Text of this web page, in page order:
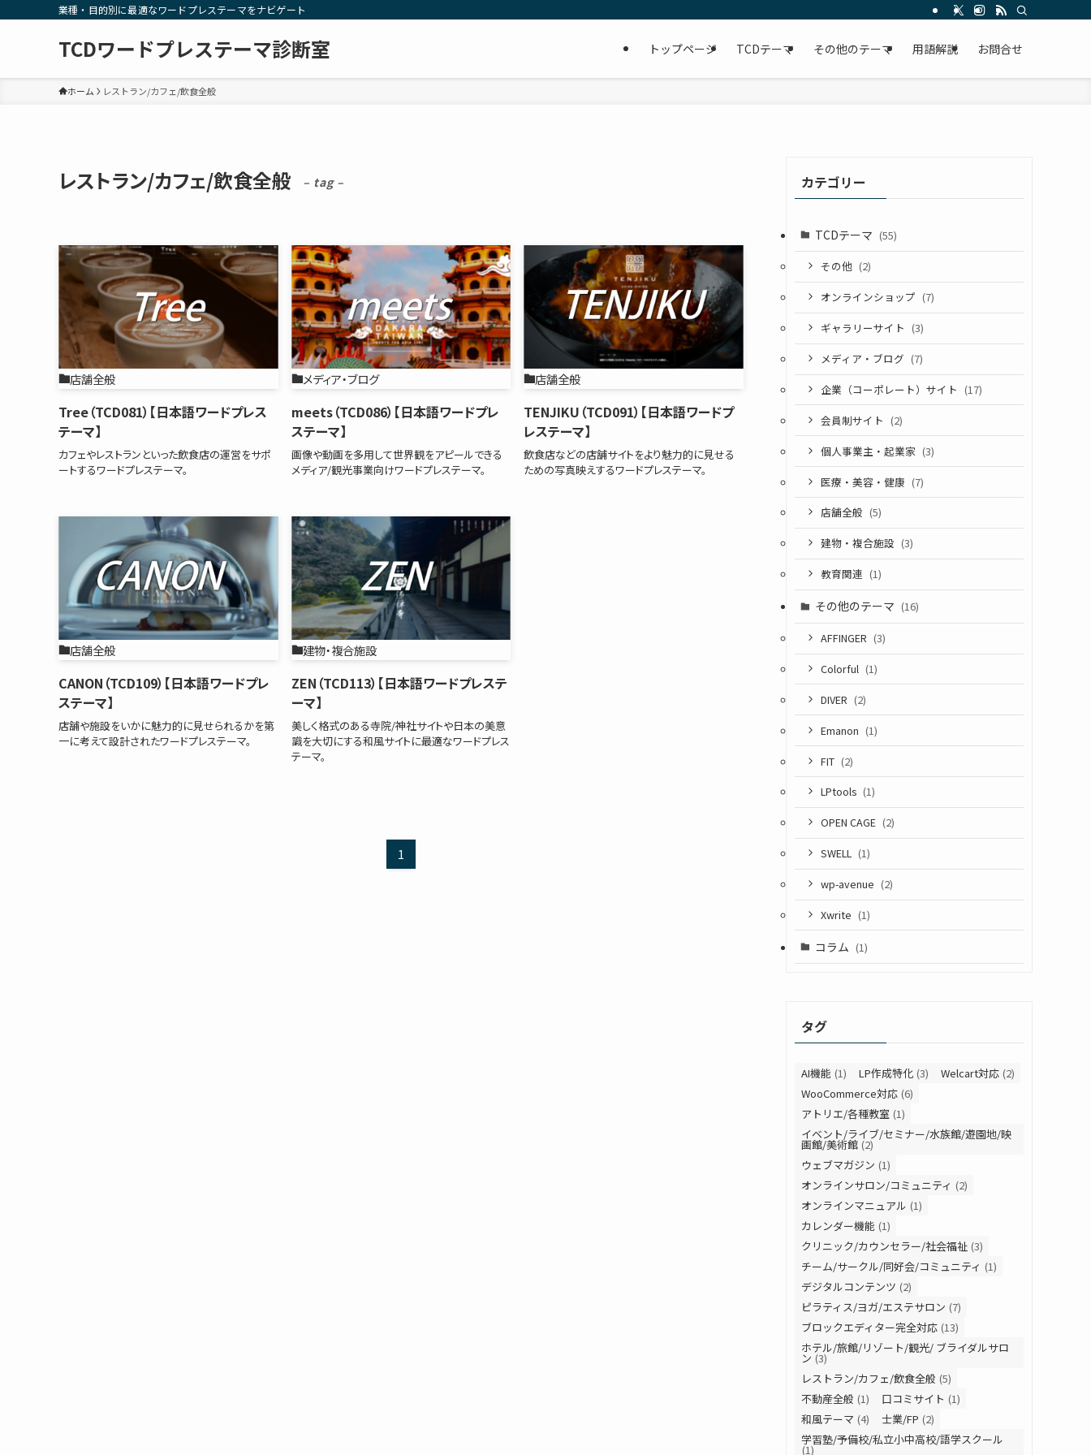
業種・目的別に最適なワードプレステーマをナビゲート
TCDワードプレステーマ診断室 トップページ TCDテーマ その他のテーマ 用語解説 お問合せ
ホーム レストラン/カフェ/飲食全般
レストラン/カフェ/飲食全般 – tag –
店舗全般
Tree（TCD081）【日本語ワードプレス
テーマ】
カフェやレストランといった飲食店の運営をサポ
ートするワードプレステーマ。
メディア・ブログ
meets（TCD086）【日本語ワードプレ
ステーマ】
画像や動画を多用して世界観をアピールできる
メディア/観光事業向けワードプレステーマ。
店舗全般
TENJIKU（TCD091）【日本語ワードプ
レステーマ】
飲食店などの店舗サイトをより魅力的に見せる
ための写真映えするワードプレステーマ。
店舗全般
CANON（TCD109）【日本語ワードプレ
ステーマ】
店舗や施設をいかに魅力的に見せられるかを第
一に考えて設計されたワードプレステーマ。
建物・複合施設
ZEN（TCD113）【日本語ワードプレステ
ーマ】
美しく格式のある寺院/神社サイトや日本の美意
識を大切にする和風サイトに最適なワードプレス
テーマ。
1
カテゴリー
TCDテーマ (55)
その他 (2)
オンラインショップ (7)
ギャラリーサイト (3)
メディア・ブログ (7)
企業（コーポレート）サイト (17)
会員制サイト (2)
個人事業主・起業家 (3)
医療・美容・健康 (7)
店舗全般 (5)
建物・複合施設 (3)
教育関連 (1)
その他のテーマ (16)
AFFINGER (3)
Colorful (1)
DIVER (2)
Emanon (1)
FIT (2)
LPtools (1)
OPEN CAGE (2)
SWELL (1)
wp-avenue (2)
Xwrite (1)
コラム (1)
タグ
AI機能 (1) LP作成特化 (3) Welcart対応 (2)
WooCommerce対応 (6)
アトリエ/各種教室 (1)
イベント/ライブ/セミナー/水族館/遊園地/映
画館/美術館 (2)
ウェブマガジン (1)
オンラインサロン/コミュニティ (2)
オンラインマニュアル (1)
カレンダー機能 (1)
クリニック/カウンセラー/社会福祉 (3)
チーム/サークル/同好会/コミュニティ (1)
デジタルコンテンツ (2)
ピラティス/ヨガ/エステサロン (7)
ブロックエディター完全対応 (13)
ホテル/旅館/リゾート/観光/ ブライダルサロ
ン (3)
レストラン/カフェ/飲食全般 (5)
不動産全般 (1) 口コミサイト (1)
和風テーマ (4) 士業/FP (2)
学習塾/予備校/私立小中高校/語学スクール
(1)